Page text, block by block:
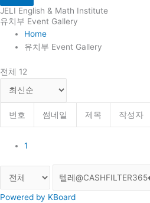
JELI English & Math Institute
유치부 Event Gallery
Home
유치부 Event Gallery
전체 12
번호 썸네일 제목 작성자
1
Powered by KBoard